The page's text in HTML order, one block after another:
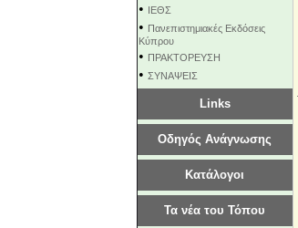
• ΙΕΘΣ
• Πανεπιστημιακές Εκδόσεις
Κύπρου
• ΠΡΑΚΤΟΡΕΥΣΗ
• ΣΥΝΑΨΕΙΣ
Links
Οδηγός Ανάγνωσης
Κατάλογοι
Τα νέα του Τόπου